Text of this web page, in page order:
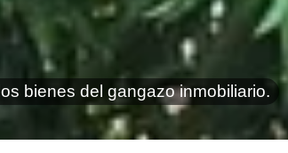
bienes del gangazo inmobiliario.